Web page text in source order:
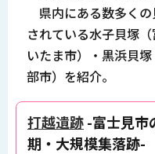
県内にある数多く
されている水子貝塚
いたま市）・黒浜貝
部市）を紹介。
打越遺跡-富士見市
期・大規模集落跡-